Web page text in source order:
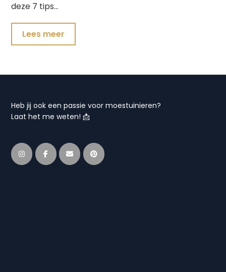
deze 7 tips…
Lees meer
Heb jij ook een passie voor moestuinieren?
Laat het me weten! 📩